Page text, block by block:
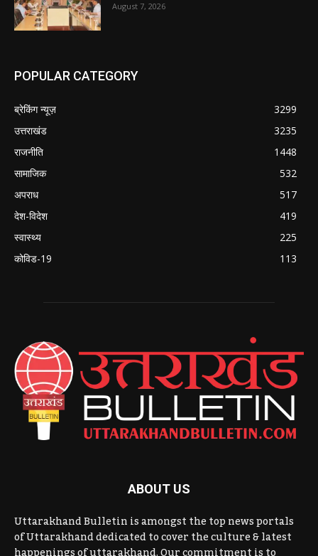
August 7, 2026
POPULAR CATEGORY
ब्रेकिंग न्यूज़
3299
उत्तराखंड
3235
राजनीति
1448
सामाजिक
532
अपराध
517
देश-विदेश
419
स्वास्थ्य
225
कोविड-19
113
ABOUT US
Uttarakhand Bulletin is amongst the top news portals
of Uttarakhand dedicated to cover the culture & latest